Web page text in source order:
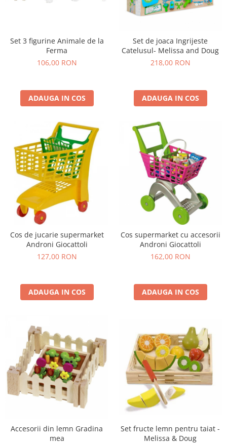
Set 3 figurine Animale de la
Ferma
106,00 RON
ADAUGA IN COS
Set de joaca Ingrijeste
Catelusul- Melissa and Doug
218,00 RON
ADAUGA IN COS
Cos de jucarie supermarket
Androni Giocattoli
127,00 RON
ADAUGA IN COS
Cos supermarket cu accesorii
Androni Giocattoli
162,00 RON
ADAUGA IN COS
Accesorii din lemn Gradina
mea
Set fructe lemn pentru taiat -
Melissa & Doug